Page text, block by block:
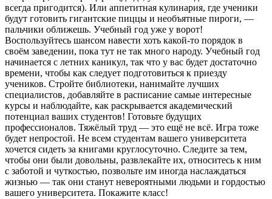
всегда пригодится). Или аппетитная кулинария, где ученики
будут готовить гигантские пиццы и необъятные пироги, —
пальчики оближешь. Учебный год уже у ворот!
Воспользуйтесь шансом навести хоть какой-то порядок в
своём заведении, пока тут не так много народу. Учебный год
начинается с летних каникул, так что у вас будет достаточно
времени, чтобы как следует подготовиться к приезду
учеников. Стройте библиотеки, нанимайте лучших
специалистов, добавляйте в расписание самые интересные
курсы и наблюдайте, как раскрывается академический
потенциал ваших студентов! Готовьте будущих
профессионалов. Тяжёлый труд — это ещё не всё. Игра тоже
будет непростой. Не всем студентам вашего университета
хочется сидеть за книгами круглосуточно. Следите за тем,
чтобы они были довольны, развлекайте их, относитесь к ним
с заботой и чуткостью, позвольте им иногда наслаждаться
жизнью — так они станут невероятными людьми и гордостью
вашего университета. Покажите класс!